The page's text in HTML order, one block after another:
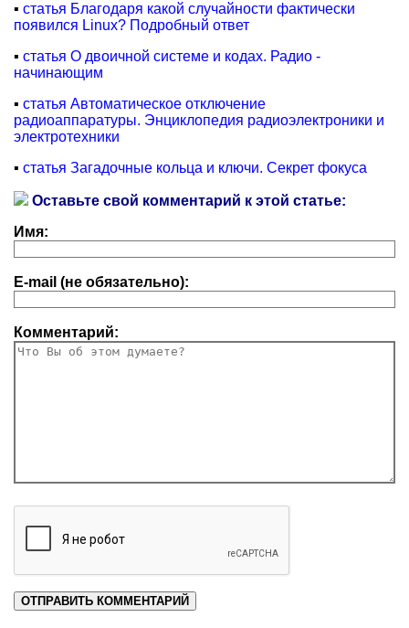
▪ статья Благодаря какой случайности фактически
появился Linux? Подробный ответ
▪ статья О двоичной системе и кодах. Радио -
начинающим
▪ статья Автоматическое отключение
радиоаппаратуры. Энциклопедия радиоэлектроники и
электротехники
▪ статья Загадочные кольца и ключи. Секрет фокуса
Оставьте свой комментарий к этой статье:
Имя:
E-mail (не обязательно):
Комментарий: